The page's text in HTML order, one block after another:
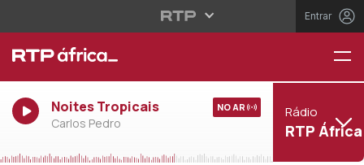
Entrar
Noites Tropicais
Carlos Pedro
NO AR Rádio
RTP África